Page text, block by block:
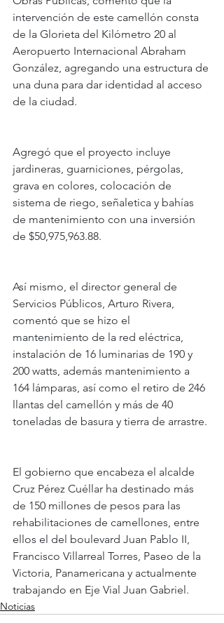
intervención de este camellón consta
de la Glorieta del Kilómetro 20 al
Aeropuerto Internacional Abraham
González, agregando una estructura de
una duna para dar identidad al acceso
de la ciudad.
Agregó que el proyecto incluye
jardineras, guarniciones, pérgolas,
grava en colores, colocación de
sistema de riego, señaletica y bahías
de mantenimiento con una inversión
de $50,975,963.88.
Así mismo, el director general de
Servicios Públicos, Arturo Rivera,
comentó que se hizo el
mantenimiento de la red eléctrica,
instalación de 16 luminarias de 190 y
200 watts, además mantenimiento a
164 lámparas, así como el retiro de 246
llantas del camellón y más de 40
toneladas de basura y tierra de arrastre.
El gobierno que encabeza el alcalde
Cruz Pérez Cuéllar ha destinado más
de 150 millones de pesos para las
rehabilitaciones de camellones, entre
ellos el del boulevard Juan Pablo II,
Francisco Villarreal Torres, Paseo de la
Victoria, Panamericana y actualmente
trabajando en Eje Vial Juan Gabriel.
Noticias